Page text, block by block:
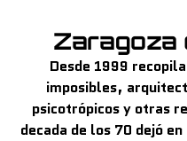
Zaragoza
Desde 1999
imposibles,
psicotrópicos y otras
decada de los 70 dejó